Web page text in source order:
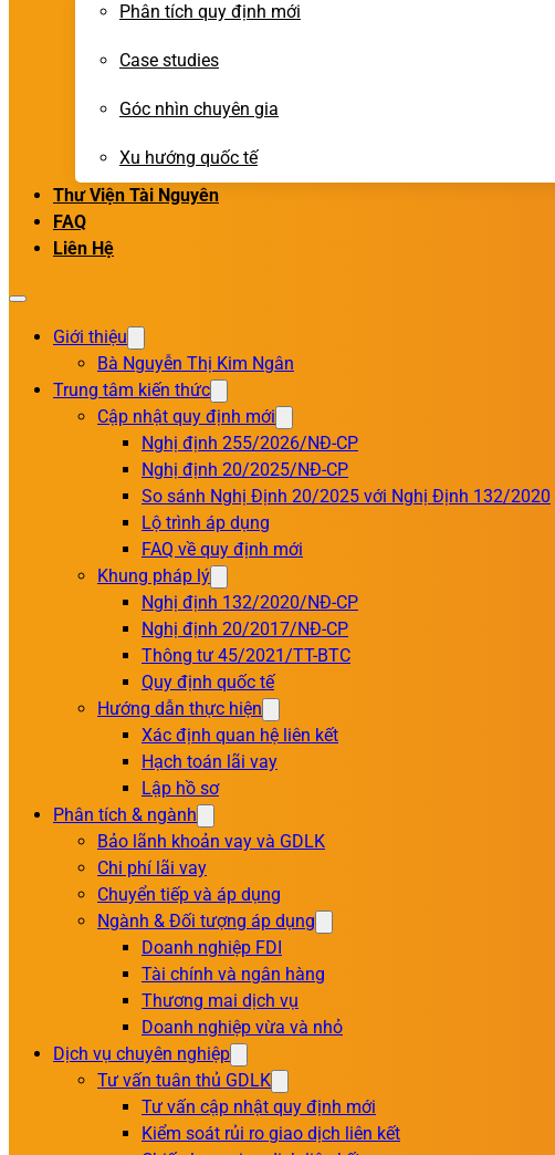
Phân tích quy định mới
Case studies
Góc nhìn chuyên gia
Xu hướng quốc tế
Thư Viện Tài Nguyên
FAQ
Liên Hệ
Giới thiệu
Bà Nguyễn Thị Kim Ngân
Trung tâm kiến thức
Cập nhật quy định mới
Nghị định 255/2026/NĐ-CP
Nghị định 20/2025/NĐ-CP
So sánh Nghị Định 20/2025 với Nghị Định 132/2020
Lộ trình áp dụng
FAQ về quy định mới
Khung pháp lý
Nghị định 132/2020/NĐ-CP
Nghị định 20/2017/NĐ-CP
Thông tư 45/2021/TT-BTC
Quy định quốc tế
Hướng dẫn thực hiện
Xác định quan hệ liên kết
Hạch toán lãi vay
Lập hồ sơ
Phân tích & ngành
Bảo lãnh khoản vay và GDLK
Chi phí lãi vay
Chuyển tiếp và áp dụng
Ngành & Đối tượng áp dụng
Doanh nghiệp FDI
Tài chính và ngân hàng
Thương mai dịch vụ
Doanh nghiệp vừa và nhỏ
Dịch vụ chuyên nghiệp
Tư vấn tuân thủ GDLK
Tư vấn cập nhật quy định mới
Kiểm soát rủi ro giao dịch liên kết